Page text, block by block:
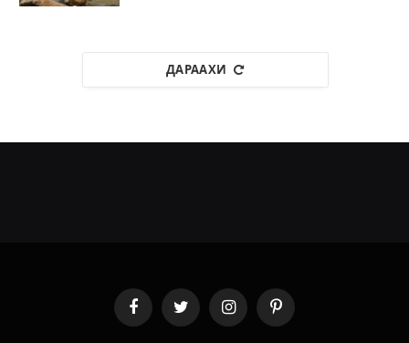
ДАРААХИ
FacebookTwitter InstagramPinterest